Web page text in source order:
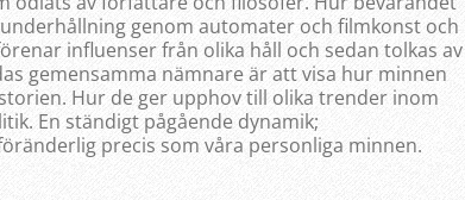
genom automater och filmkonst och
influenser från olika håll och sedan tolkas av
gemensamma nämnare är att visa hur minnen
Hur de ger upphov till olika trender inom
En ständigt pågående dynamik;
precis som våra personliga minnen.